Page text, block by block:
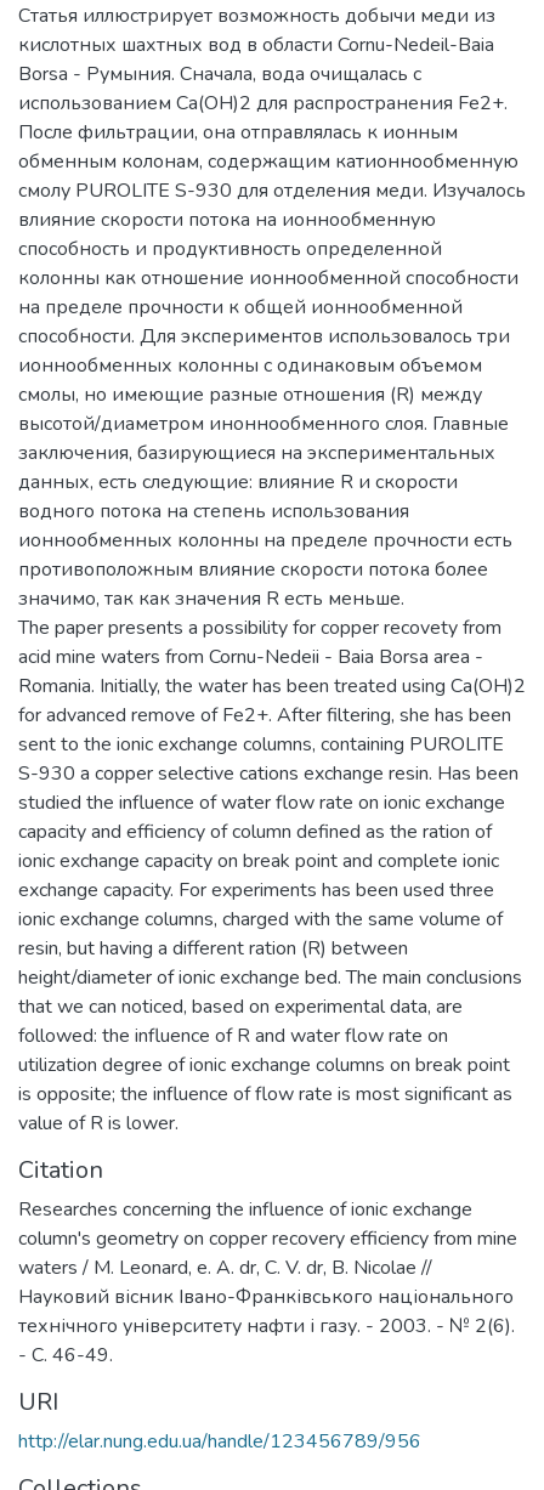
Статья иллюстрирует возможность добычи меди из
кислотных шахтных вод в области Cornu-Nedeil-Baia
Borsa - Румыния. Сначала, вода очищалась с
использованием Ca(OH)2 для распространения Fe2+.
После фильтрации, она отправлялась к ионным
обменным колонам, содержащим катионнообменную
смолу PUROLITE S-930 для отделения меди. Изучалось
влияние скорости потока на ионнообменную
способность и продуктивность определенной
колонны как отношение ионнообменной способности
на пределе прочности к общей ионнообменной
способности. Для экспериментов использовалось три
ионнообменных колонны с одинаковым объемом
смолы, но имеющие разные отношения (R) между
высотой/диаметром иноннообменного слоя. Главные
заключения, базирующиеся на экспериментальных
данных, есть следующие: влияние R и скорости
водного потока на степень использования
ионнообменных колонны на пределе прочности есть
противоположным влияние скорости потока более
значимо, так как значения R есть меньше.
The paper presents a possibility for copper recovety from
acid mine waters from Cornu-Nedeii - Baia Borsa area -
Romania. Initially, the water has been treated using Ca(OH)2
for advanced remove of Fe2+. After filtering, she has been
sent to the ionic exchange columns, containing PUROLITE
S-930 a copper selective cations exchange resin. Has been
studied the influence of water flow rate on ionic exchange
capacity and efficiency of column defined as the ration of
ionic exchange capacity on break point and complete ionic
exchange capacity. For experiments has been used three
ionic exchange columns, charged with the same volume of
resin, but having a different ration (R) between
height/diameter of ionic exchange bed. The main conclusions
that we can noticed, based on experimental data, are
followed: the influence of R and water flow rate on
utilization degree of ionic exchange columns on break point
is opposite; the influence of flow rate is most significant as
value of R is lower.
Citation
Researches concerning the influence of ionic exchange
column's geometry on copper recovery efficiency from mine
waters / M. Leonard, e. A. dr, C. V. dr, B. Nicolae //
Науковий вісник Івано-Франківського національного
технічного університету нафти і газу. - 2003. - № 2(6).
- С. 46-49.
URI
http://elar.nung.edu.ua/handle/123456789/956